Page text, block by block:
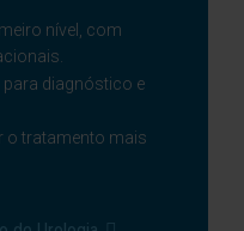
nível, com
diagnóstico e
o tratamento mais